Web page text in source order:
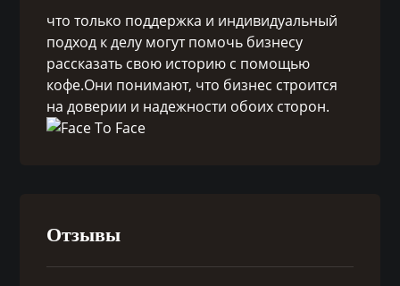
что только поддержка и индивидуальный
подход к делу могут помочь бизнесу
рассказать свою историю с помощью
кофе.Они понимают, что бизнес строится
на доверии и надежности обоих сторон.
Отзывы